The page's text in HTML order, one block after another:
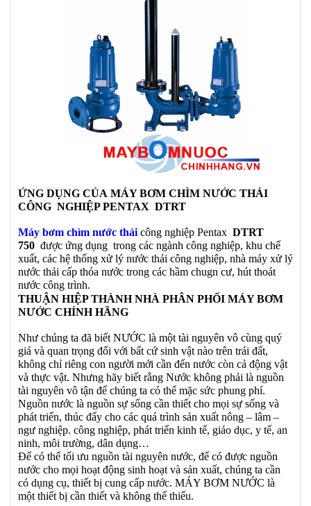
ỨNG DỤNG CỦA MÁY BƠM CHÌM NƯỚC THẢI
CÔNG NGHIỆP PENTAX DTRT
Máy bơm chìm nước thải công nghiệp Pentax DTRT
750 được ứng dụng trong các ngành công nghiệp, khu chế
xuất, các hệ thống xử lý nước thải công nghiệp, nhà máy xử lý
nước thải cấp thóa nước trong các hầm chugn cư, hút thoát
nước công trình.
THUẬN HIỆP THÀNH NHÀ PHÂN PHỐI MÁY BƠM
NƯỚC CHÍNH HÃNG
Như chúng ta đã biết NƯỚC là một tài nguyên vô cùng quý
giá và quan trọng đối với bất cứ sinh vật nào trên trái đất,
không chỉ riêng con người mới cần đến nước còn cả động vật
và thực vật. Nhưng hãy biết rằng Nước không phải là nguồn
tài nguyên vô tận để chúng ta có thể mặc sức phung phí.
Nguồn nước là nguồn sự sống cần thiết cho mọi sự sống và
phát triển, thúc đẩy cho các quá trình sản xuất nông – lâm –
ngư nghiệp. công nghiệp, phát triển kinh tế, giáo dục, y tế, an
ninh, môi trường, dân dụng…
Để có thể tối ưu nguồn tài nguyên nước, để có được nguồn
nước cho mọi hoạt động sinh hoạt và sản xuất, chúng ta cần
có dụng cụ, thiết bị cung cấp nước. MÁY BƠM NƯỚC là
một thiết bị cần thiết và không thể thiếu.